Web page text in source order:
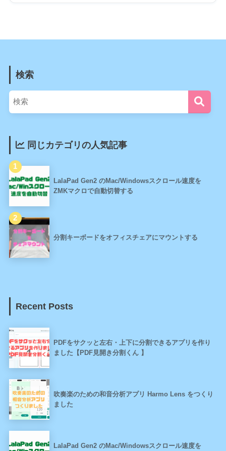
検索
同じカテゴリの人気記事
LalaPad Gen2 のMac/Windowsスクロール速度を
ZMKマクロで自動切替する
分割キーボードをオフィスチェアにマウントする
Recent Posts
PDFをサクッと左右・上下に分割できるアプリを作り
ました【PDF見開き分割くん 】
吹奏楽のための和音分析アプリ Harmo Lens をつくり
ました
LalaPad Gen2 のMac/Windowsスクロール速度を